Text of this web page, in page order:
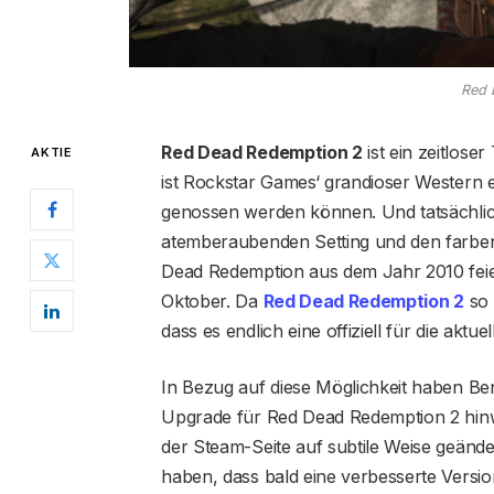
Red
AKTIE Red Dead Redemption 2 ist ein zeitloser
ist Rockstar Games‘ grandioser
genossen werden können. Und
atemberaubenden Setting und den
Dead Redemption aus dem Jahr 2010
Oktober. Da Red Dead Redemption 2 so
dass es endlich eine offiziell für die
In Bezug auf diese Möglichkeit haben
Upgrade für Red Dead Redemption 2
der Steam-Seite auf subtile Weise
haben, dass bald eine verbesserte